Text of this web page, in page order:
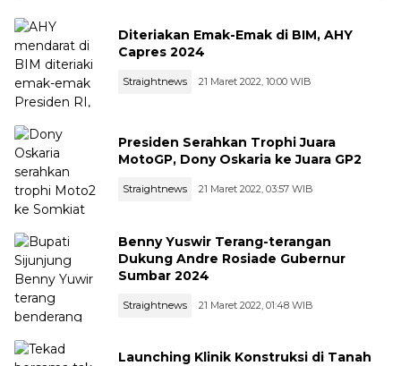
Diteriakan Emak-Emak di BIM, AHY
Capres 2024
Straightnews 21 Maret 2022, 10:00 WIB
Presiden Serahkan Trophi Juara
MotoGP, Dony Oskaria ke Juara GP2
Straightnews 21 Maret 2022, 03:57 WIB
Benny Yuswir Terang-terangan
Dukung Andre Rosiade Gubernur
Sumbar 2024
Straightnews 21 Maret 2022, 01:48 WIB
Launching Klinik Konstruksi di Tanah